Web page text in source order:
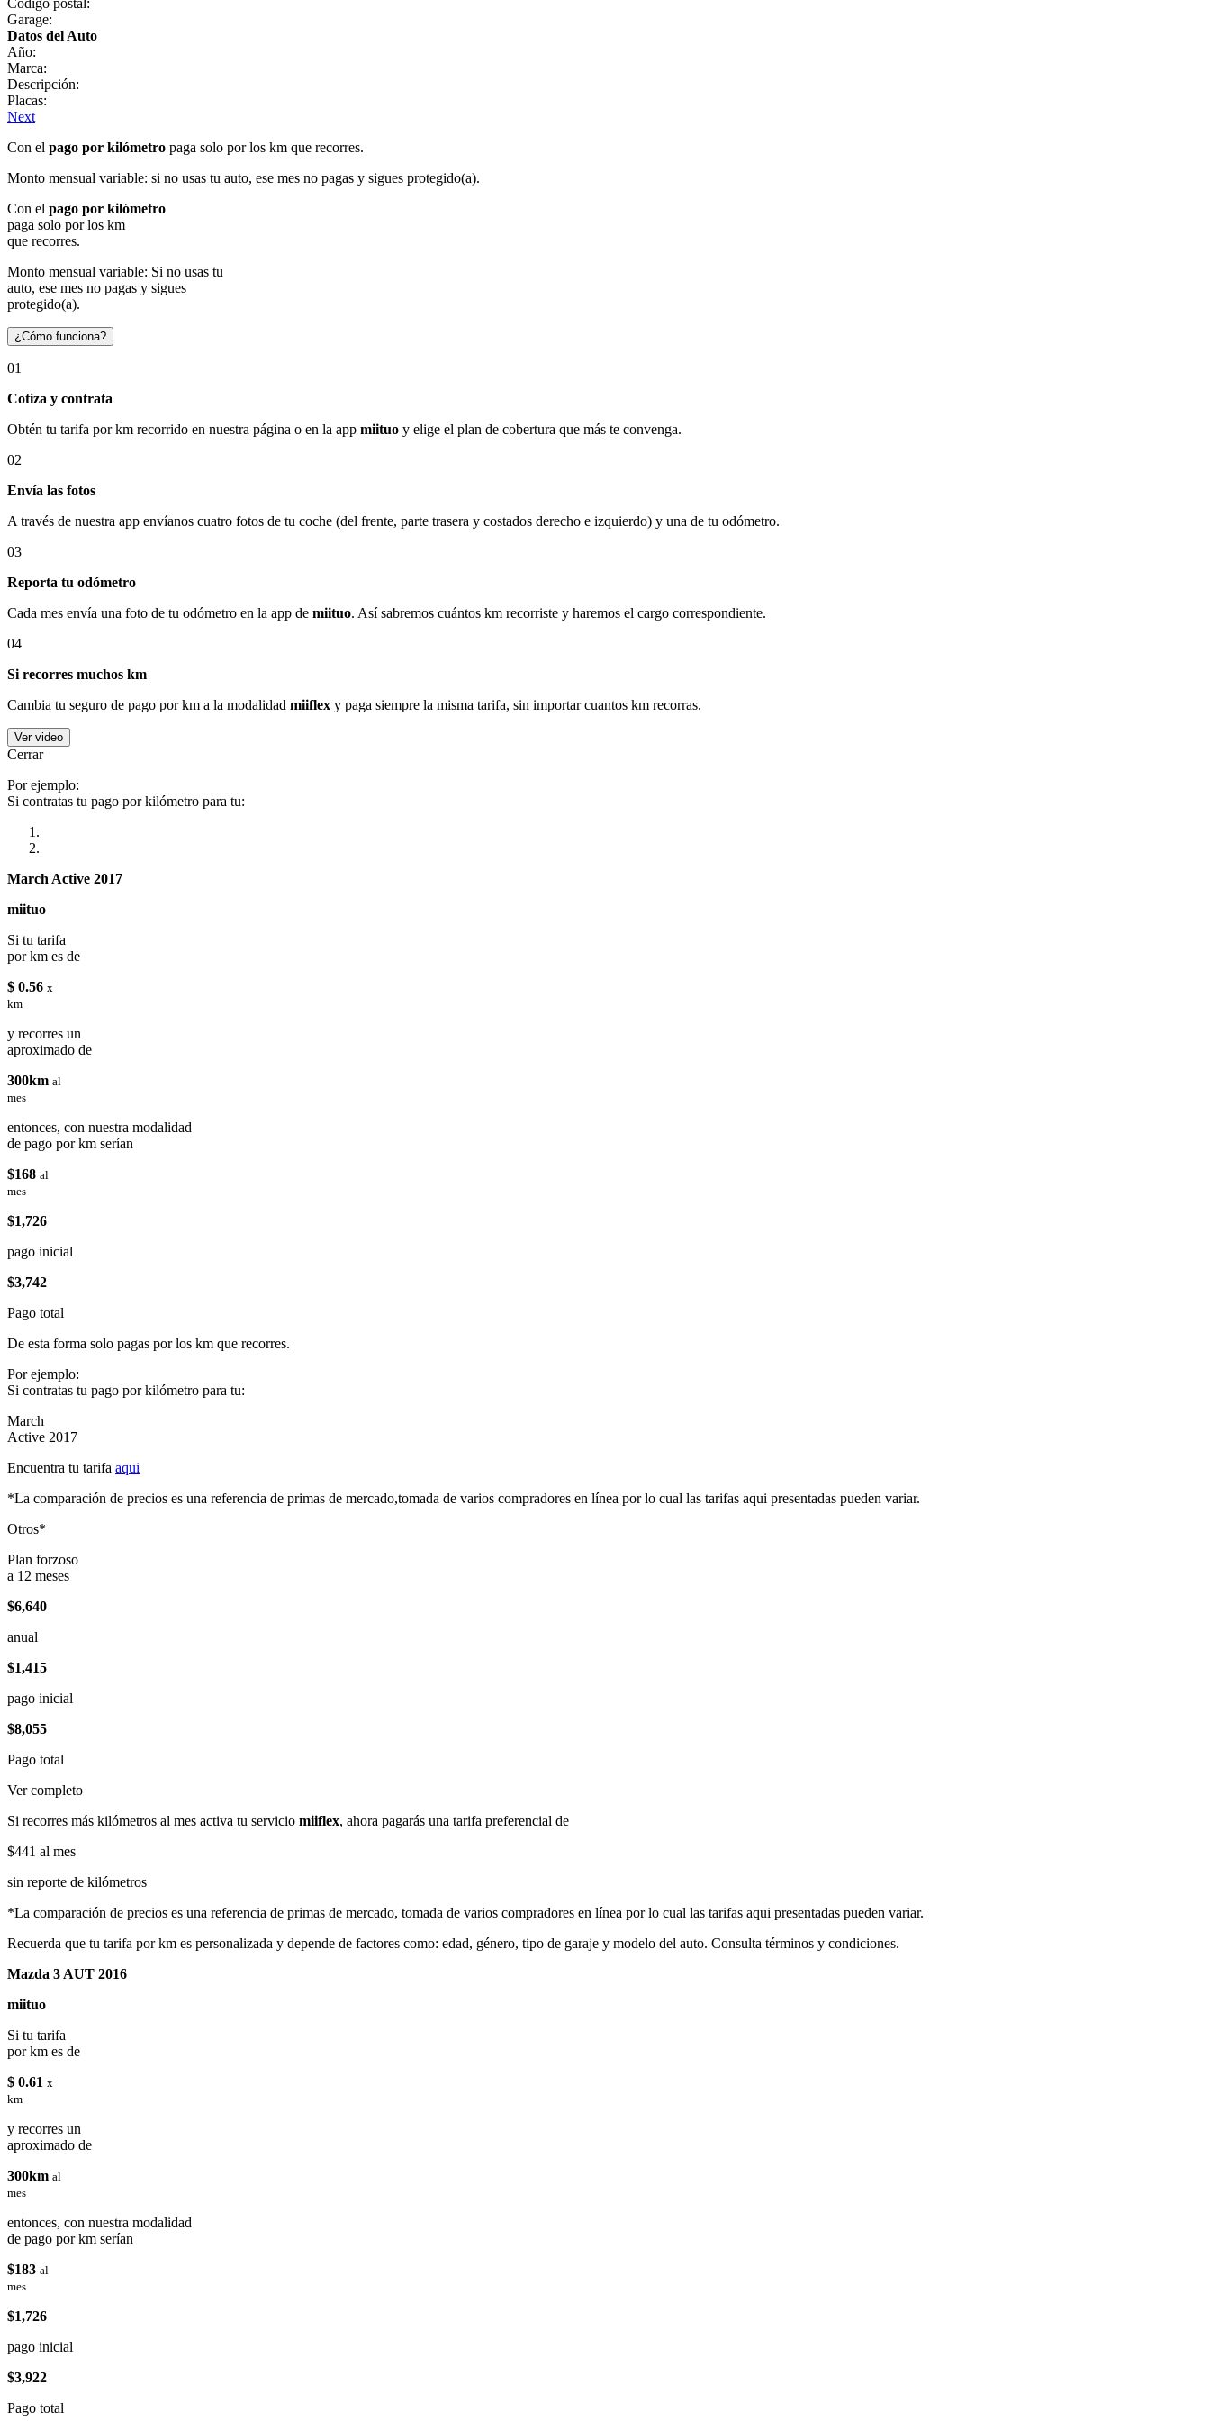
Garage:
Datos del Auto
Año:
Marca:
Descripción:
Placas:
Next
Con el pago por kilómetro paga solo por los km que recorres.
Monto mensual variable: si no usas tu auto, ese mes no pagas y sigues protegido(a).
Con el pago por kilómetro
paga solo por los km
que recorres.
Monto mensual variable: Si no usas tu
auto, ese mes no pagas y sigues
protegido(a).
¿Cómo funciona?
01
Cotiza y contrata
Obtén tu tarifa por km recorrido en nuestra página o en la app miituo y elige el plan de cobertura que más te convenga.
02
Envía las fotos
A través de nuestra app envíanos cuatro fotos de tu coche (del frente, parte trasera y costados derecho e izquierdo) y una de tu odómetro.
03
Reporta tu odómetro
Cada mes envía una foto de tu odómetro en la app de miituo. Así sabremos cuántos km recorriste y haremos el cargo correspondiente.
04
Si recorres muchos km
Cambia tu seguro de pago por km a la modalidad miiflex y paga siempre la misma tarifa, sin importar cuantos km recorras.
Ver video
Cerrar
Por ejemplo:
Si contratas tu pago por kilómetro para tu:
March Active 2017
miituo
Si tu tarifa
por km es de
$ 0.56 x
km
y recorres un
aproximado de
300km al
mes
entonces, con nuestra modalidad
de pago por km serían
$168 al
mes
$1,726
pago inicial
$3,742
Pago total
De esta forma solo pagas por los km que recorres.
Por ejemplo:
Si contratas tu pago por kilómetro para tu:
March
Active 2017
Encuentra tu tarifa aqui
*La comparación de precios es una referencia de primas de mercado,tomada de varios compradores en línea por lo cual las tarifas aqui presentadas pueden variar.
Otros*
Plan forzoso
a 12 meses
$6,640
anual
$1,415
pago inicial
$8,055
Pago total
Ver completo
Si recorres más kilómetros al mes activa tu servicio miiflex, ahora pagarás una tarifa preferencial de
$441 al mes
sin reporte de kilómetros
*La comparación de precios es una referencia de primas de mercado, tomada de varios compradores en línea por lo cual las tarifas aqui presentadas pueden variar.
Recuerda que tu tarifa por km es personalizada y depende de factores como: edad, género, tipo de garaje y modelo del auto. Consulta términos y condiciones.
Mazda 3 AUT 2016
miituo
Si tu tarifa
por km es de
$ 0.61 x
km
y recorres un
aproximado de
300km al
mes
entonces, con nuestra modalidad
de pago por km serían
$183 al
mes
$1,726
pago inicial
$3,922
Pago total